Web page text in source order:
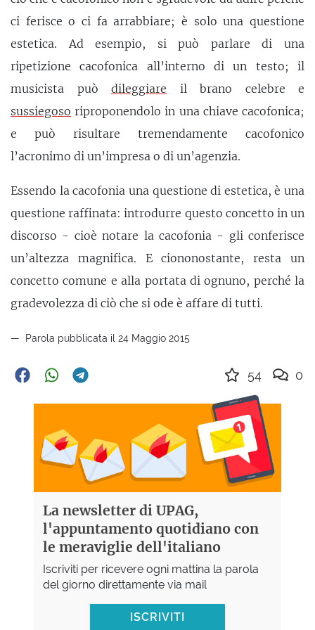
ci ferisce o ci fa arrabbiare; è solo una questione
estetica. Ad esempio, si può parlare di una
ripetizione cacofonica all’interno di un testo; il
musicista può dileggiare il brano celebre e
sussiegoso riproponendolo in una chiave cacofonica;
e può risultare tremendamente cacofonico
l’acronimo di un’impresa o di un’agenzia.
Essendo la cacofonia una questione di estetica, è una
questione raffinata: introdurre questo concetto in un
discorso - cioè notare la cacofonia - gli conferisce
un’altezza magnifica. E ciononostante, resta un
concetto comune e alla portata di ognuno, perché la
gradevolezza di ciò che si ode è affare di tutti.
Parola pubblicata il 24 Maggio 2015
54 0
La newsletter di UPAG,
l'appuntamento quotidiano con
le meraviglie dell'italiano
Iscriviti per ricevere ogni mattina la parola
del giorno direttamente via mail
ISCRIVITI